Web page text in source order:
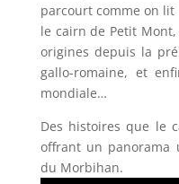
parcourt comme on
le cairn de Petit
origines depuis la
gallo-romaine, et
mondiale…
Des histoires que le
offrant un panorama
du Morbihan.